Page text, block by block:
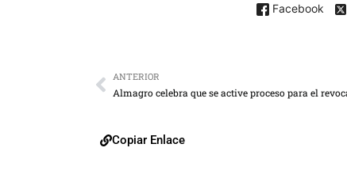
Facebook
ANTERIOR
Almagro celebra que se active proceso para el
Copiar Enlace